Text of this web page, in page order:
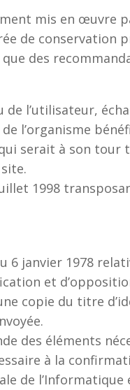
mis en œuvre
de conservation
des
l’utilisateur,
l’organisme
serait à son tour
1998
janvier 1978
et
copie du titre
des éléments
à la
de l’Informatique